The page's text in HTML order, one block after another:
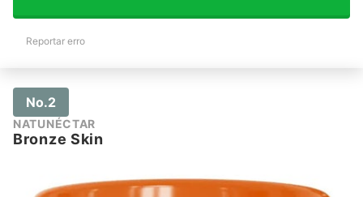
Reportar erro
No.2
NATUNÉCTAR
Bronze Skin